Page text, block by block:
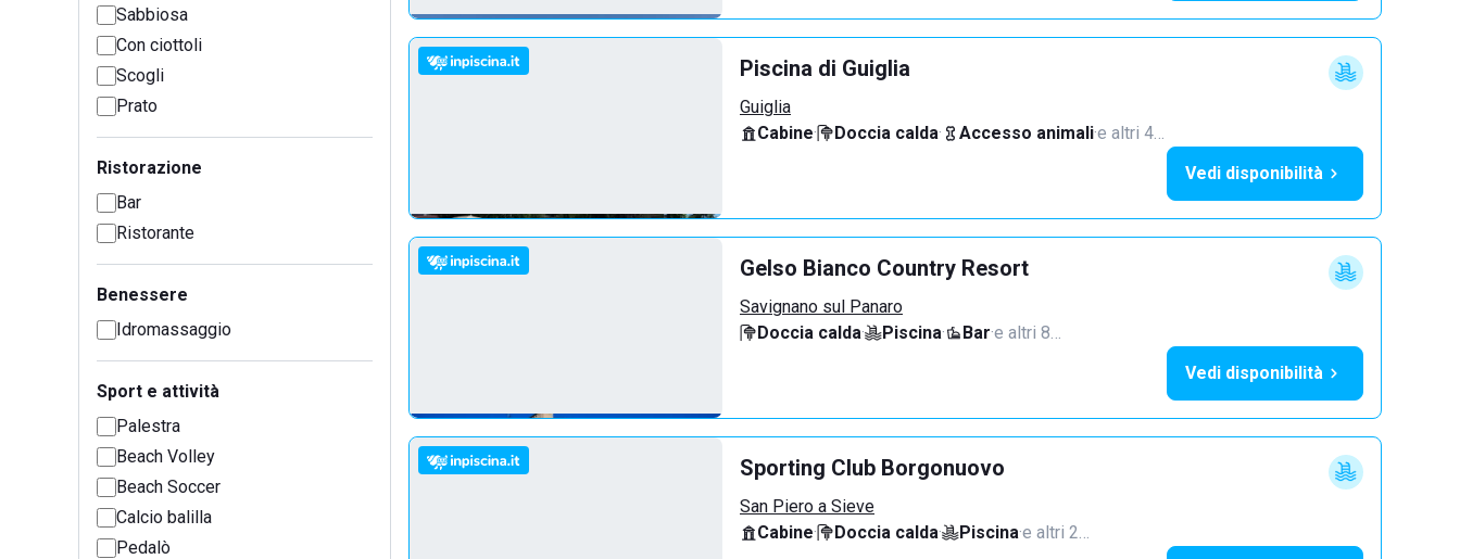
Sabbiosa
Con ciottoli
Scogli
Prato
Ristorazione
Bar
Ristorante
Benessere
Idromassaggio
Sport e attività
Palestra
Beach Volley
Beach Soccer
Calcio balilla
Pedalò
Piscina di Guiglia
Guiglia
Cabine· Doccia calda· Accesso animali·e altri 4…
Vedi disponibilità
Gelso Bianco Country Resort
Savignano sul Panaro
Doccia calda· Piscina· Bar·e altri 8…
Vedi disponibilità
Sporting Club Borgonuovo
San Piero a Sieve
Cabine· Doccia calda· Piscina·e altri 2…